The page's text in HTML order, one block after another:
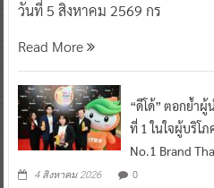
วันที่ 5 สิงหาคม 2569 กร
Read More
“ดีโด้” ตอกย้ำผู้
ที่ 1 ในใจผู้บริโ
No.1 Brand
4 สิงหาคม 2026 0